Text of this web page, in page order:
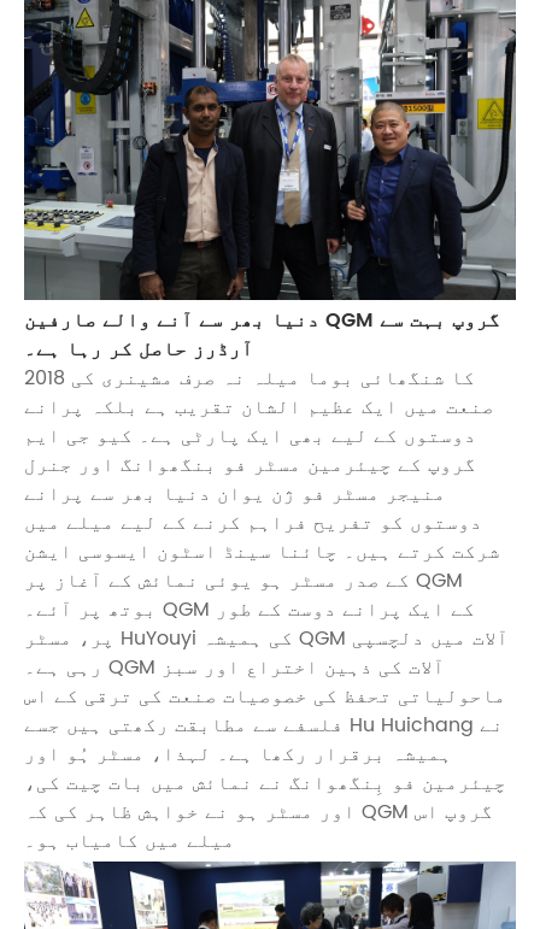
دنیا بھر سے آنے والے صارفین QGM گروپ بہت سے
آرڈرز حاصل کر رہا ہے۔
2018 کا شنگھائی بوما میلہ نہ صرف مشینری کی
صنعت میں ایک عظیم الشان تقریب ہے بلکہ پرانے
دوستوں کے لیے بھی ایک پارٹی ہے۔ کیو جی ایم
گروپ کے چیئرمین مسٹر فو بنگھوانگ اور جنرل
منیجر مسٹر فو ژن یوان دنیا بھر سے پرانے
دوستوں کو تفریح ​​فراہم کرنے کے لیے میلے میں
شرکت کرتے ہیں۔ چائنا سینڈ اسٹون ایسوسی ایشن
کے صدر مسٹر ہو یوئی نمائش کے آغاز پر QGM
بوتھ پر آئے۔ QGM کے ایک پرانے دوست کے طور
پر، مسٹر HuYouyi کی ہمیشہ QGM آلات میں دلچسپی
رہی ہے۔ QGM آلات کی ذہین اختراع اور سبز
ماحولیاتی تحفظ کی خصوصیات صنعت کی ترقی کے اس
فلسفے سے مطابقت رکھتی ہیں جسے Hu Huichang نے
ہمیشہ برقرار رکھا ہے۔ لہذا، مسٹر ہُو اور
چیئرمین فو بِنگھوانگ نے نمائش میں بات چیت کی،
اور مسٹر ہو نے خواہش ظاہر کی کہ QGM گروپ اس
میلے میں کامیاب ہو۔